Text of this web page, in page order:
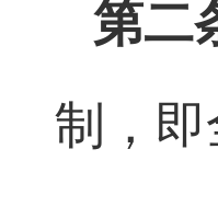
第二
制，